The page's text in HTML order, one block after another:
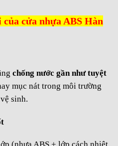
cửa nhựa ABS Hàn
chống nước gần như tuyệt
mục nát trong môi trường
sinh.